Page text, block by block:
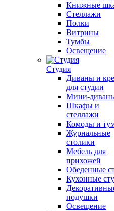
Книжные
Стеллажи
Полки
Витрины
Тумбы
Освещение
Студия
Диваны и
для студии
Мини-
Шкафы и
стеллажи
Комоды и
Журнальные
столики
Мебель для
прихожей
Обеденные
Кухонные
подушки
Освещение